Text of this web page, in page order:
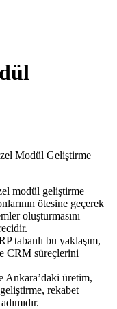
Modül Geliştirme
modül geliştirme
ötesine geçerek
oluşturmasını
tabanlı bu yaklaşım,
CRM süreçlerini
üretim,
rekabet